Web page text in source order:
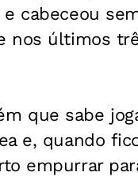
cabeceou
nos últimos
que sabe
e, quando
empurrar